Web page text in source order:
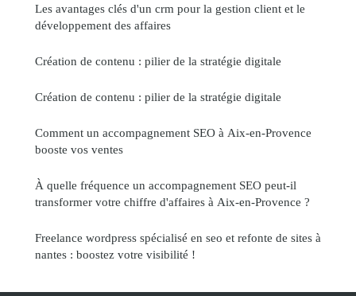
Les avantages clés d'un crm pour la gestion client et le
développement des affaires
Création de contenu : pilier de la stratégie digitale
Création de contenu : pilier de la stratégie digitale
Comment un accompagnement SEO à Aix-en-Provence
booste vos ventes
À quelle fréquence un accompagnement SEO peut-il
transformer votre chiffre d'affaires à Aix-en-Provence ?
Freelance wordpress spécialisé en seo et refonte de sites à
nantes : boostez votre visibilité !